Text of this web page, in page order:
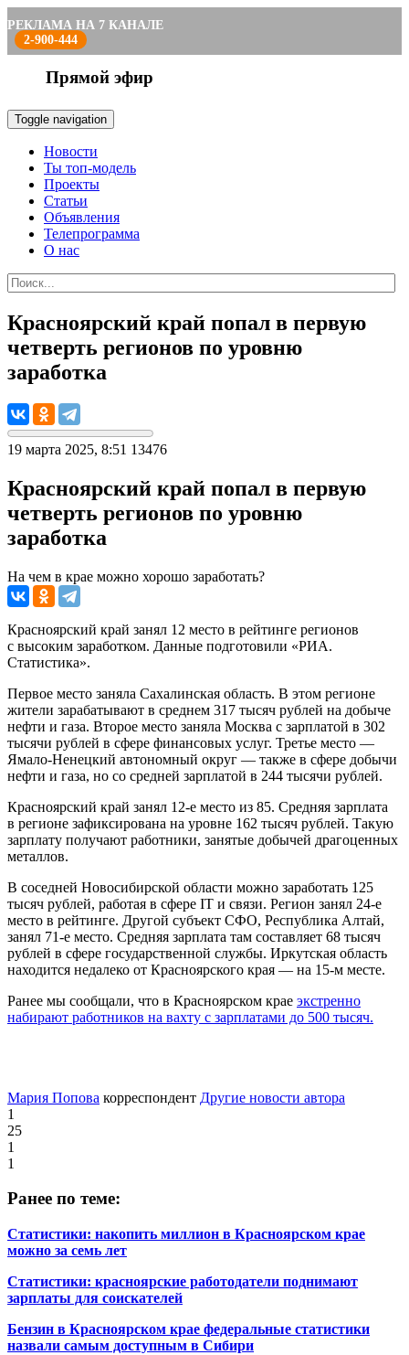
РЕКЛАМА НА 7 КАНАЛЕ
2-900-444
Прямой эфир
Toggle navigation
Новости
Ты топ-модель
Проекты
Статьи
Объявления
Телепрограмма
О нас
Красноярский край попал в первую
четверть регионов по уровню
заработка
19 марта 2025, 8:51 13476
Красноярский край попал в первую
четверть регионов по уровню
заработка
На чем в крае можно хорошо заработать?
Красноярский край занял 12 место в рейтинге регионов
с высоким заработком. Данные подготовили «РИА.
Статистика».
Первое место заняла Сахалинская область. В этом регионе
жители зарабатывают в среднем 317 тысяч рублей на добыче
нефти и газа. Второе место заняла Москва с зарплатой в 302
тысячи рублей в сфере финансовых услуг. Третье место —
Ямало-Ненецкий автономный округ — также в сфере добычи
нефти и газа, но со средней зарплатой в 244 тысячи рублей.
Красноярский край занял 12-е место из 85. Средняя зарплата
в регионе зафиксирована на уровне 162 тысяч рублей. Такую
зарплату получают работники, занятые добычей драгоценных
металлов.
В соседней Новосибирской области можно заработать 125
тысяч рублей, работая в сфере IT и связи. Регион занял 24-е
место в рейтинге. Другой субъект СФО, Республика Алтай,
занял 71-е место. Средняя зарплата там составляет 68 тысяч
рублей в сфере государственной службы. Иркутская область
находится недалеко от Красноярского края — на 15-м месте.
Ранее мы сообщали, что в Красноярском крае экстренно
набирают работников на вахту с зарплатами до 500 тысяч.
Мария Попова корреспондент Другие новости автора
1
25
1
1
Ранее по теме:
Статистики: накопить миллион в Красноярском крае
можно за семь лет
Статистики: красноярские работодатели поднимают
зарплаты для соискателей
Бензин в Красноярском крае федеральные статистики
назвали самым доступным в Сибири